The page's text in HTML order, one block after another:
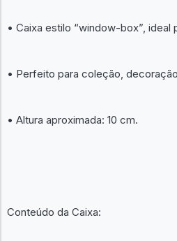
• Caixa estilo “window-box”, ideal
• Perfeito para coleção,
• Altura aproximada: 10 cm.
Conteúdo da Caixa: